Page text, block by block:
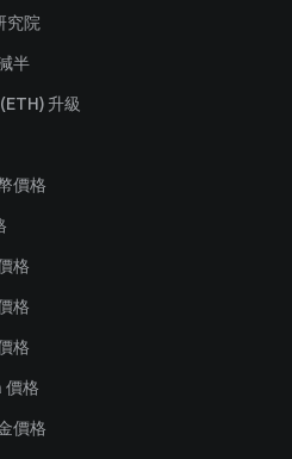
究院
半
升級
價格
格
格
格
價格
價格